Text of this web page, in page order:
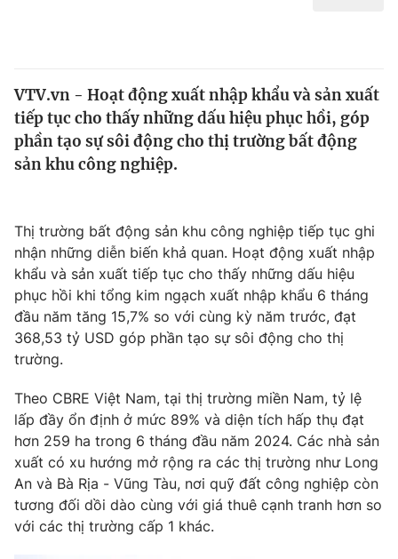
Thế giới
Tin tức
Câu chuyện quốc tế
Tài chính
Thị trường
Góc doanh nghiệp
Dữ liệu và đời sống
Truyền hình
Phim VTV
Hậu trường
Nhân vật
Khán giả
Giải sao mai
Giải trí
Âm nhạc
Sao
Đời sống
Du lịch
Làm đẹp
Chất lượng cuộc sống
Giáo dục
Tuyển sinh
Học trực tuyến
Công nghệ
Hitech Công nghệ tương lai
VTV.vn - Hoạt động xuất nhập khẩu và sản xuất
tiếp tục cho thấy những dấu hiệu phục hồi, góp
phần tạo sự sôi động cho thị trường bất động
sản khu công nghiệp.
Thị trường bất động sản khu công nghiệp tiếp tục ghi
nhận những diễn biến khả quan. Hoạt động xuất nhập
khẩu và sản xuất tiếp tục cho thấy những dấu hiệu
phục hồi khi tổng kim ngạch xuất nhập khẩu 6 tháng
đầu năm tăng 15,7% so với cùng kỳ năm trước, đạt
368,53 tỷ USD góp phần tạo sự sôi động cho thị
trường.
Theo CBRE Việt Nam, tại thị trường miền Nam, tỷ lệ
lấp đầy ổn định ở mức 89% và diện tích hấp thụ đạt
hơn 259 ha trong 6 tháng đầu năm 2024. Các nhà sản
xuất có xu hướng mở rộng ra các thị trường như Long
An và Bà Rịa - Vũng Tàu, nơi quỹ đất công nghiệp còn
tương đối dồi dào cùng với giá thuê cạnh tranh hơn so
với các thị trường cấp 1 khác.